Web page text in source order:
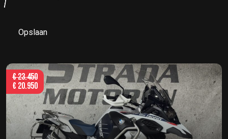
Opslaan
€23.450
€ 20.950